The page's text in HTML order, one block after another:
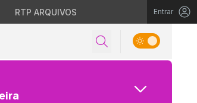
RTP ARQUIVOS Entrar